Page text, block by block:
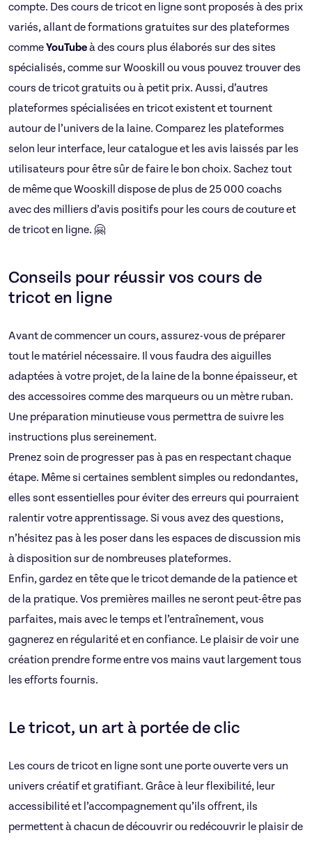
compte. Des cours de tricot en ligne sont proposés à des prix
variés, allant de formations gratuites sur des plateformes
commeYouTubeà des cours plus élaborés sur des sites
spécialisés, comme sur Wooskill ou vous pouvez trouver des
cours de tricot gratuits ou à petit prix. Aussi, d’autres
plateformes spécialisées en tricot existent et tournent
autour de l’univers de la laine. Comparez les plateformes
selon leur interface, leur catalogue et les avis laissés par les
utilisateurs pour être sûr de faire le bon choix. Sachez tout
de même que Wooskill dispose de plus de 25 000 coachs
avec des milliers d’avis positifs pour les cours de couture et
de tricot en ligne. 🤗
Conseils pour réussir vos cours de
tricot en ligne
Avant de commencer un cours, assurez-vous de préparer
tout le matériel nécessaire. Il vous faudra des aiguilles
adaptées à votre projet, de la laine de la bonne épaisseur, et
des accessoires comme des marqueurs ou un mètre ruban.
Une préparation minutieuse vous permettra de suivre les
instructions plus sereinement.
Prenez soin de progresser pas à pas en respectant chaque
étape. Même si certaines semblent simples ou redondantes,
elles sont essentielles pour éviter des erreurs qui pourraient
ralentir votre apprentissage. Si vous avez des questions,
n’hésitez pas à les poser dans les espaces de discussion mis
à disposition sur de nombreuses plateformes.
Enfin, gardez en tête que le tricot demande de la patience et
de la pratique. Vos premières mailles ne seront peut-être pas
parfaites, mais avec le temps et l’entraînement, vous
gagnerez en régularité et en confiance. Le plaisir de voir une
création prendre forme entre vos mains vaut largement tous
les efforts fournis.
Le tricot, un art à portée de clic
Les cours de tricot en ligne sont une porte ouverte vers un
univers créatif et gratifiant. Grâce à leur flexibilité, leur
accessibilité et l’accompagnement qu’ils offrent, ils
permettent à chacun de découvrir ou redécouvrir le plaisir de